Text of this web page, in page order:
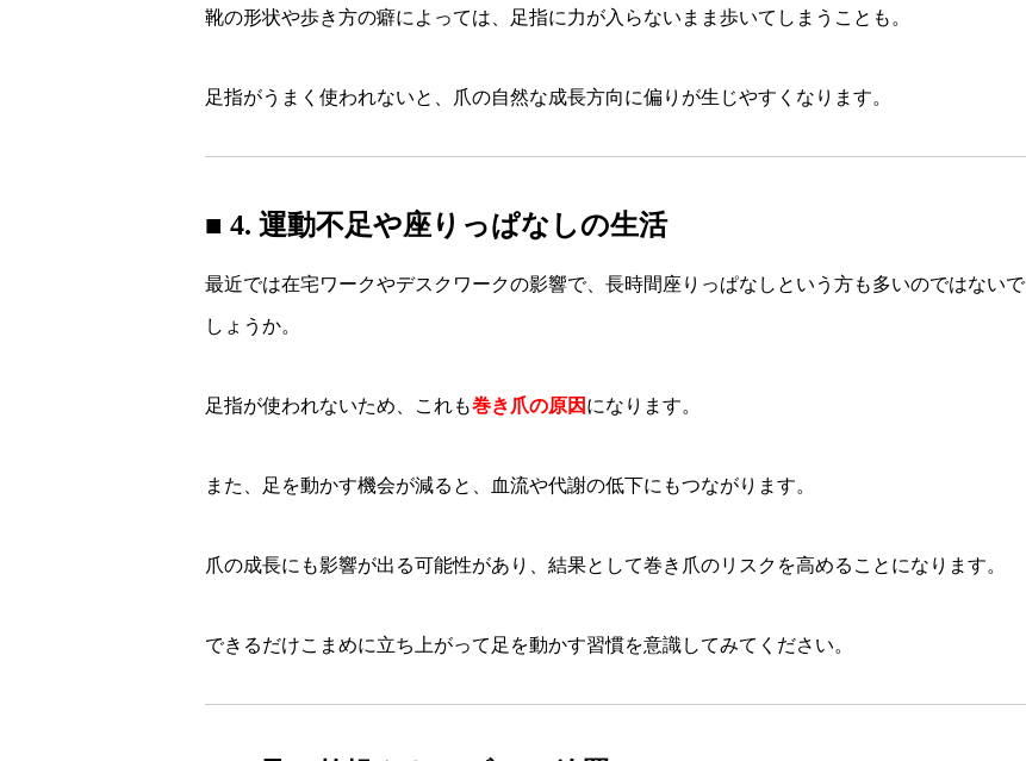
靴の形状や歩き方の癖によっては、足指に力が入らないまま歩いてしまうことも。
足指がうまく使われないと、爪の自然な成長方向に偏りが生じやすくなります。
■ 4. 運動不足や座りっぱなしの生活
最近では在宅ワークやデスクワークの影響で、長時間座りっぱなしという方も多いのではないで
しょうか。
足指が使われないため、これも巻き爪の原因 になります。
また、足を動かす機会が減ると、血流や代謝の低下にもつながります。
爪の成長にも影響が出る可能性があり、結果として巻き爪のリスクを高めることになります。
できるだけこまめに立ち上がって足を動かす習慣を意識してみてください。